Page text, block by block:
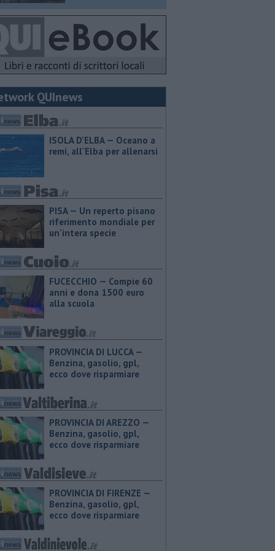
QUInews
ISOLA D'ELBA — Oceano a
remi, all'Elba per allenarsi
PISA — Un reperto pisano
riferimento mondiale per
un'intera specie
FUCECCHIO — Compie 60
anni e dona 1500 euro
alla scuola
PROVINCIA DI LUCCA — ​
Benzina, gasolio, gpl,
ecco dove risparmiare
PROVINCIA DI AREZZO — ​
Benzina, gasolio, gpl,
ecco dove risparmiare
PROVINCIA DI FIRENZE — ​
Benzina, gasolio, gpl,
ecco dove risparmiare